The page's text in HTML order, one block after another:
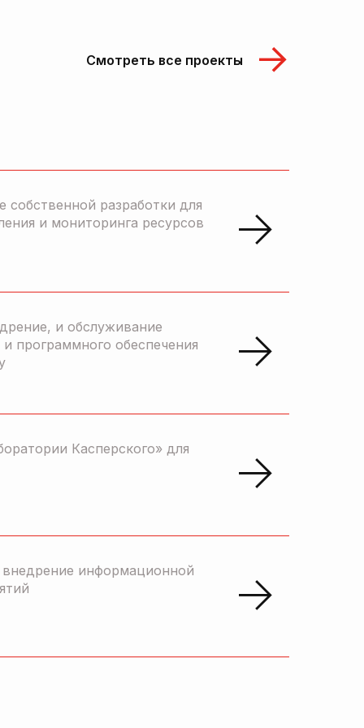
Смотреть все проекты
разработки для
и мониторинга ресурсов
и обслуживание
программного обеспечения
Касперского» для
информационной